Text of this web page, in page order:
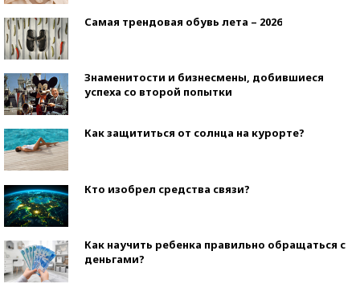
Самая трендовая обувь лета – 2026
Знаменитости и бизнесмены, добившиеся
успеха со второй попытки
Как защититься от солнца на курорте?
Кто изобрел средства связи?
Как научить ребенка правильно обращаться с
деньгами?